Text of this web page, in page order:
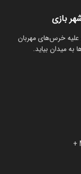
بازی
خرس‌های مهربان
میدان بیاید.